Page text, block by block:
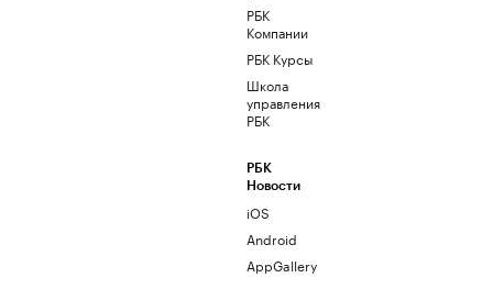
РБК
Компании
РБК Курсы
Школа
управления
РБК
РБК
Новости
iOS
Android
AppGallery